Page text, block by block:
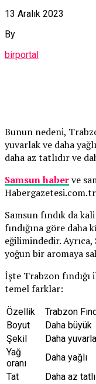
13 Aralık 2023
By
birportal
Bunun nedeni,
yuvarlak ve daha
daha az tatlıdır ve
Samsun haberve
Samsun fındık da
fındığına göre daha
eğilimindedir. Ayrıca,
yoğun bir aromaya
İşte Trabzon fındığı
temel farklar:
Özellik Trabzon
Boyut
Daha büyük
Şekil
Daha
Yağ
oranı
Daha yağlı
Tat
Daha az tatlı